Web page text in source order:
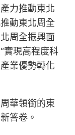
力推動東北
動東北周全
周全振興面
實現高程度科
業優勢轉化
華領銜的東
答卷。